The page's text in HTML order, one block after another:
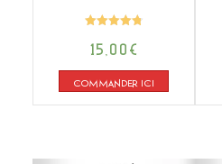
4.78
sur 5
15,00 €
COMMANDER ICI